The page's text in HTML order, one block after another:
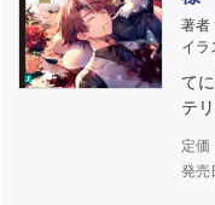
著者
イラ
て
テリ
定価
発売